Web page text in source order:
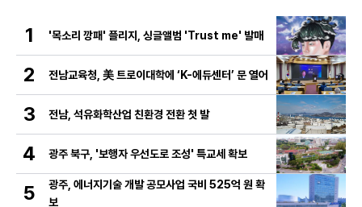
1 '목소리 깡패' 플리지, 싱글앨범 'Trust me' 발매
2 전남교육청, 美 트로이대학에 ‘K-에듀센터’ 문 열어
3 전남, 석유화학산업 친환경 전환 첫 발
4 광주 북구, '보행자 우선도로 조성' 특교세 확보
5
광주, 에너지기술 개발 공모사업 국비 525억 원 확
보